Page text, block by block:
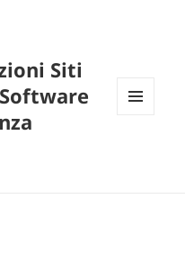
Siti